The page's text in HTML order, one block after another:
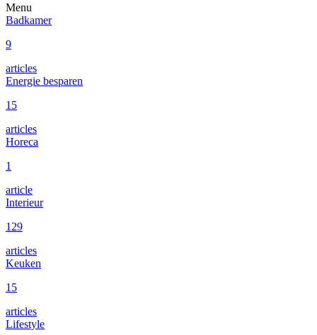
Menu
Badkamer
9
articles
Energie besparen
15
articles
Horeca
1
article
Interieur
129
articles
Keuken
15
articles
Lifestyle